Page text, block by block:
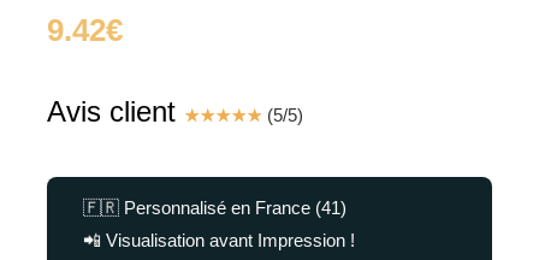
9.42€
Avis client ☆☆☆☆☆ (5/5)
🇫🇷 Personnalisé en France (41)
📲 Visualisation avant Impression !